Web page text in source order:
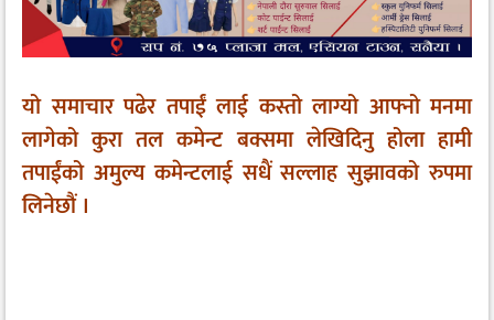
यो समाचार पढेर तपाईं लाई कस्तो लाग्यो आफ्नो मनमा
लागेको कुरा तल कमेन्ट बक्समा लेखिदिनु होला हामी
तपाईंको अमुल्य कमेन्टलाई सधैं सल्लाह सुझावको रुपमा
लिनेछौं ।